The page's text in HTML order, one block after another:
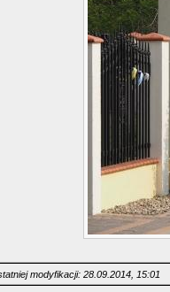
modyfikacji: 28.09.2014, 15:01